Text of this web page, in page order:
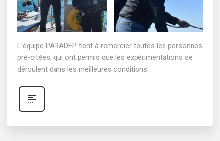
L’équipe PARADEP tient à remercier toutes les personnes
pré-citées, qui ont permis que les expérimentations se
déroulent dans les meilleures conditions.